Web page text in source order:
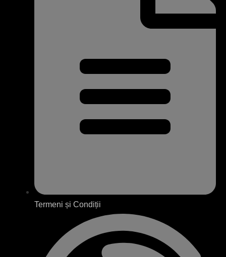
Termeni și Condiții